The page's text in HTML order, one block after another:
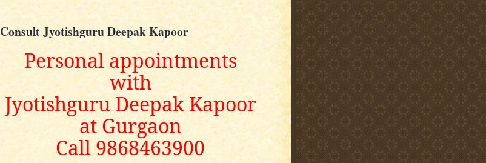
Consult Jyotishguru Deepak Kapoor
Personal appointments
with
Jyotishguru Deepak Kapoor
at Gurgaon
Call 9868463900